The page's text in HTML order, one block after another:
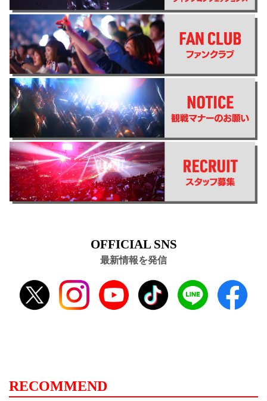
OFFICIAL SNS
最新情報を発信
RECOMMEND